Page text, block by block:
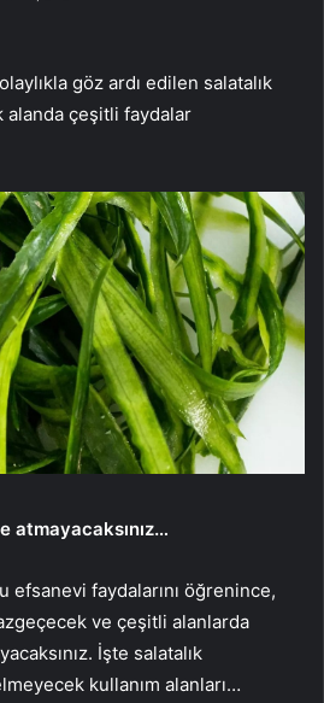
göz ardı edilen salatalık
alanda çeşitli faydalar
atmayacaksınız…
efsanevi faydalarını öğrenince,
ve çeşitli alanlarda
İşte salatalık
kullanım alanları…